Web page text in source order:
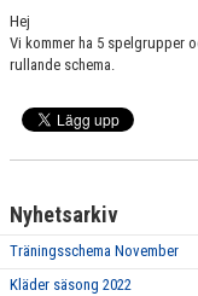
MATCHER
KALENDER
LAGETS SPONSORER
KONTAKT
Hej
Vi kommer ha 5 spelgrupper
rullande schema.
Nyhetsarkiv
Träningsschema November
Kläder säsong 2022